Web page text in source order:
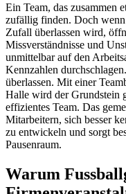
Ein Team, das zusammen
zufällig finden. Doch wenn
Zufall überlassen wird,
Missverständnisse und
unmittelbar auf den
Kennzahlen
überlassen. Mit einer
Halle wird der Grundstein
effizientes Team. Das
Mitarbeitern, sich besser
zu entwickeln und sorgt
Pausenraum.
Warum